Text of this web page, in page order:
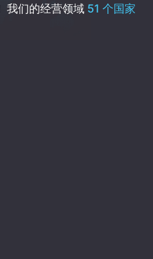
我们的经营领域 51 个国家